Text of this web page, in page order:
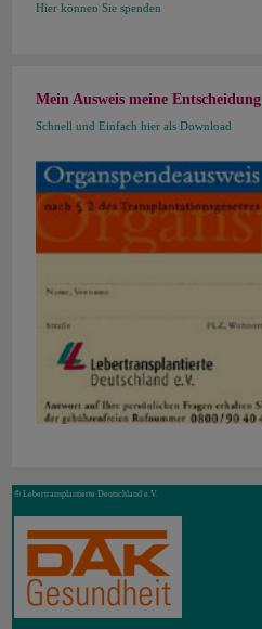
Hier können Sie spenden
Mein Ausweis meine Entscheidung
Schnell und Einfach hier als Download
© Lebertransplantierte Deutschland e.V.